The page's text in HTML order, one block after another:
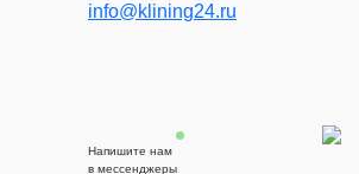
info@klining24.ru
Напишите нам
в мессенджеры